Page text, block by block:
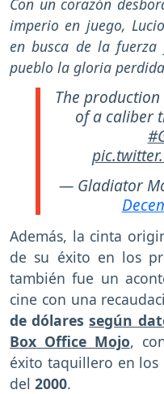
imperio en juego,
en busca de la
pueblo la gloria
The
of a caliber
— Gladiator
Además, la cinta
de su éxito en los
también fue un
cine con una
de dólares según
Box Office Mojo,
éxito taquillero en los
del 2000.